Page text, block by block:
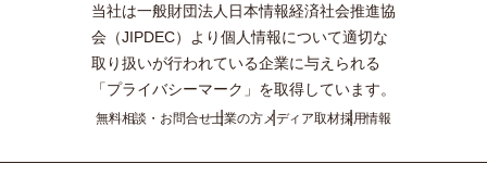
当社は一般財団法人日本情報経済社会推進協
会（JIPDEC）より個人情報について適切な
取り扱いが行われている企業に与えられる
「プライバシーマーク」を取得しています。
無料相談・お問合せ士業の方メディア取材採用情報